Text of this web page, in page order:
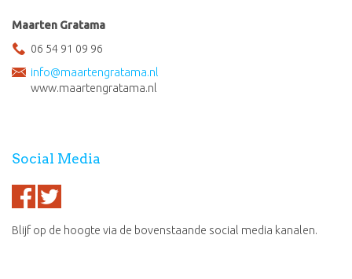
Maarten Gratama
06 54 91 09 96
info@maartengratama.nl
www.maartengratama.nl
Social Media
Blijf op de hoogte via de bovenstaande social media kanalen.